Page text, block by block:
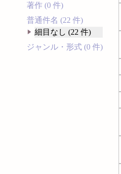
著作 (0 件)
普通件名 (22 件)
細目なし (22 件)
ジャンル・形式 (0 件)